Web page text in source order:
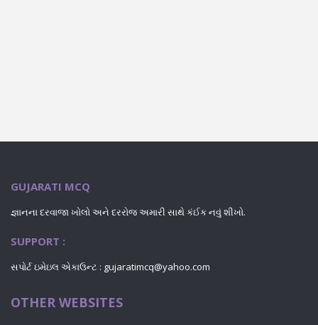
GUJARATI MCQ
જ્ઞાનના દરવાજા ખોલો અને દરરોજ અમારી સાથે કંઈક નવું શીખો.
SUPPORT :
સપોર્ટ ઇમેઇલ એકાઉન્ટ : gujaratimcq@yahoo.com
OTHER WEBSITES